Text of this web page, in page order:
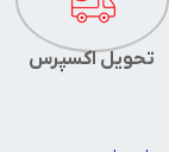
تحویل اکسپرس